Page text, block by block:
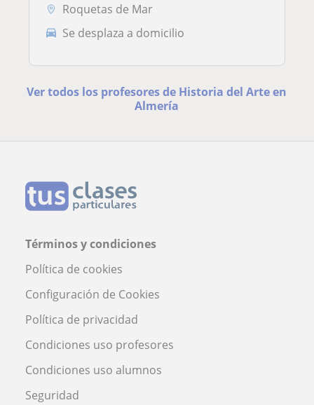
Roquetas de Mar
Se desplaza a domicilio
Ver todos los profesores de Historia del Arte en
Almería
Términos y condiciones
Política de cookies
Configuración de Cookies
Política de privacidad
Condiciones uso profesores
Condiciones uso alumnos
Seguridad